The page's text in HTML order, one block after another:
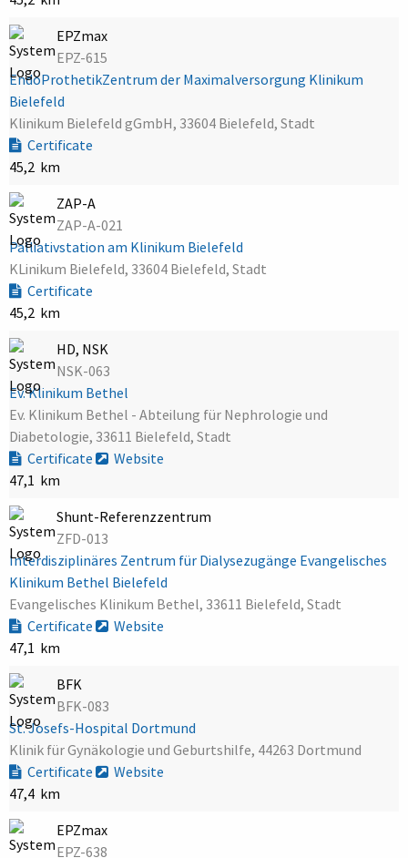
EPZmax
EPZ-615
EndoProthetikZentrum der Maximalversorgung Klinikum
Bielefeld
Klinikum Bielefeld gGmbH, 33604 Bielefeld, Stadt
Certificate
45,2 km
ZAP-A
ZAP-A-021
Palliativstation am Klinikum Bielefeld
KLinikum Bielefeld, 33604 Bielefeld, Stadt
Certificate
45,2 km
HD, NSK
NSK-063
Ev. Klinikum Bethel
Ev. Klinikum Bethel - Abteilung für Nephrologie und
Diabetologie, 33611 Bielefeld, Stadt
Certificate
Website
47,1 km
Shunt-Referenzzentrum
ZFD-013
Interdisziplinäres Zentrum für Dialysezugänge Evangelisches
Klinikum Bethel Bielefeld
Evangelisches Klinikum Bethel, 33611 Bielefeld, Stadt
Certificate
Website
47,1 km
BFK
BFK-083
St. Josefs-Hospital Dortmund
Klinik für Gynäkologie und Geburtshilfe, 44263 Dortmund
Certificate
Website
47,4 km
EPZmax
EPZ-638